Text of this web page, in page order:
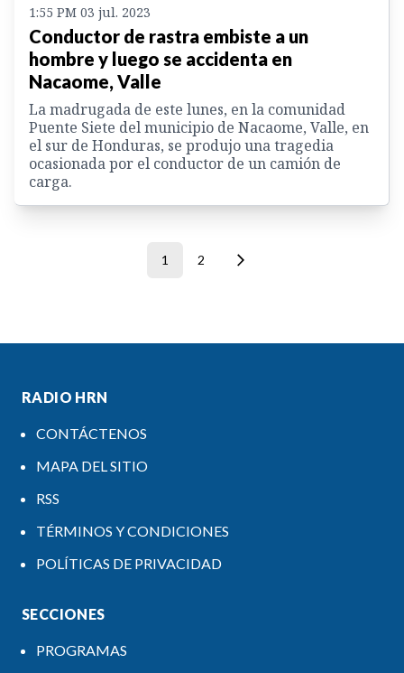
1:55 PM 03 jul. 2023
Conductor de rastra embiste a un
hombre y luego se accidenta en
Nacaome, Valle
La madrugada de este lunes, en la comunidad
Puente Siete del municipio de Nacaome, Valle, en
el sur de Honduras, se produjo una tragedia
ocasionada por el conductor de un camión de
carga.
1 2
RADIO HRN
CONTÁCTENOS
MAPA DEL SITIO
RSS
TÉRMINOS Y CONDICIONES
POLÍTICAS DE PRIVACIDAD
SECCIONES
PROGRAMAS